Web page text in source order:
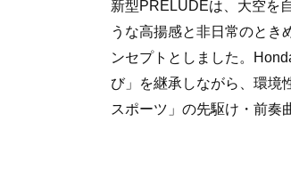
新型PRELUDEは、大空を
うな高揚感と非日常のとき
ンセプトとしました。
び」を継承しながら、環境
スポーツ」の先駆け・前奏